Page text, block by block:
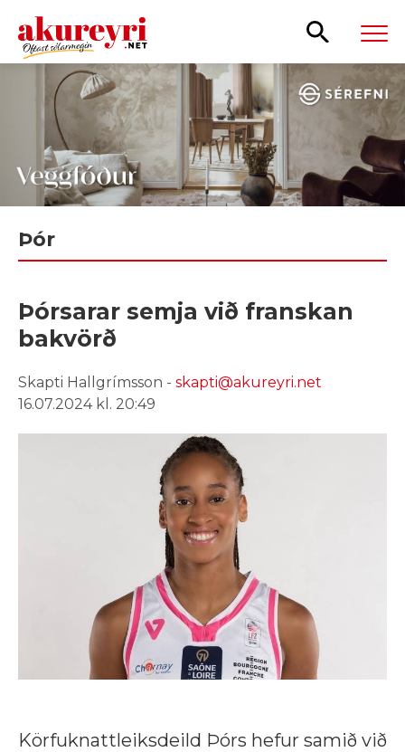
Leita
Þór
Þórsarar semja við franskan
bakvörð
Skapti Hallgrímsson - skapti@akureyri.net
16.07.2024 kl. 20:49
Körfuknattleiksdeild Þórs hefur samið við